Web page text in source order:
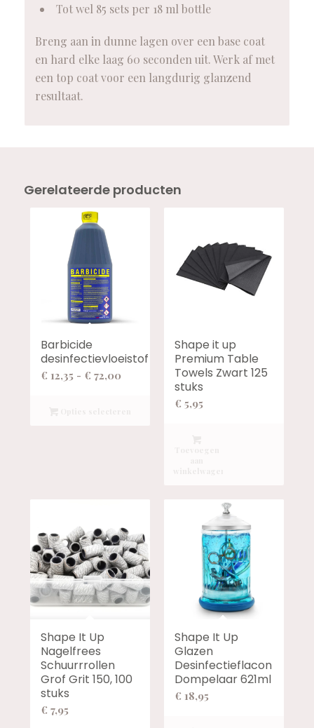
Tot wel 85 sets per 18 ml bottle
Breng aan in dunne lagen over een base coat
en hard elke laag 60 seconden uit. Werk af met
een top coat voor een langdurig glanzend
resultaat.
Gerelateerde producten
Barbicide
desinfectievloeistof
€ 12,35 - € 72,00Prijsklasse:
Shape it up
Premium Table
Towels Zwart 125
stuks
€ 5,95
Shape It Up
Nagelfrees
Schuurrrollen
Grof Grit 150, 100
stuks
€ 7,95
Shape It Up
Glazen
Desinfectieflacon
Dompelaar 621ml
€ 18,95